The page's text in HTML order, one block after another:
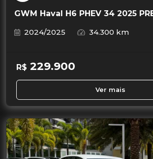
GWM Haval H6 PHEV 34 2025
2024/2025
34.300 km
R$ 229.900
Ver mais